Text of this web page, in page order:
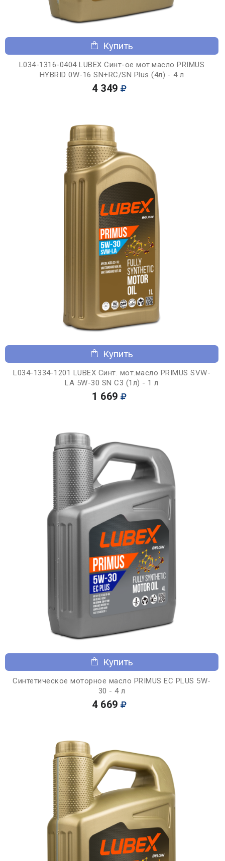
Купить
L034-1316-0404 LUBEX Синт-ое мот.масло PRIMUS
HYBRID 0W-16 SN+RC/SN Plus (4л) - 4 л
4 349
Купить
L034-1334-1201 LUBEX Синт. мот.масло PRIMUS SVW-
LA 5W-30 SN C3 (1л) - 1 л
1 669
Купить
Синтетическое моторное масло PRIMUS EC PLUS 5W-
30 - 4 л
4 669